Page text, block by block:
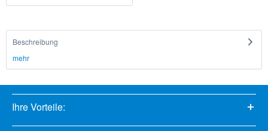
Beschreibung
mehr
Ihre Vorteile: